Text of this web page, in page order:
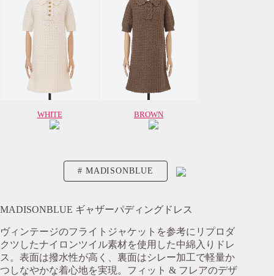
WHITE BROWN
MADISONBLUE
MADISONBLUE ギャザーパディングドレス
ヴィンテージのフライトジャケットを参考にリプロダ
クツしたナイロンツイル素材を使用した中綿入りドレ
ス。表面は撥水性が高く、裏面はシレー加工で軽量か
つしなやかな着心地を実現。フィット & フレアのデザ